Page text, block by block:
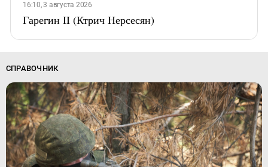
16:10, 3 августа 2026
Гарегин II (Ктрич Нерсесян)
СПРАВОЧНИК